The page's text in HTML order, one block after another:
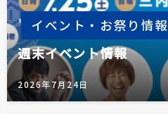
イベント・お祭り情報
週末イベント情報
2026年7月24日